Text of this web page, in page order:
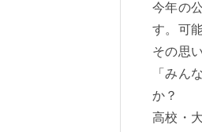
今年の
す。可
その思
「みん
か？
高校・